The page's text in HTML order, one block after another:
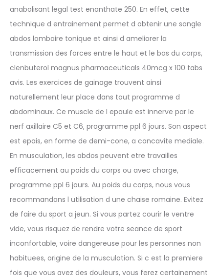
anabolisant legal test enanthate 250. En effet, cette
technique d entrainement permet d obtenir une sangle
abdos lombaire tonique et ainsi d ameliorer la
transmission des forces entre le haut et le bas du corps,
clenbuterol magnus pharmaceuticals 40mcg x 100 tabs
avis. Les exercices de gainage trouvent ainsi
naturellement leur place dans tout programme d
abdominaux. Ce muscle de l epaule est innerve par le
nerf axillaire C5 et C6, programme ppl 6 jours. Son aspect
est epais, en forme de demi-cone, a concavite mediale.
En musculation, les abdos peuvent etre travailles
efficacement au poids du corps ou avec charge,
programme ppl 6 jours. Au poids du corps, nous vous
recommandons l utilisation d une chaise romaine. Evitez
de faire du sport a jeun. Si vous partez courir le ventre
vide, vous risquez de rendre votre seance de sport
inconfortable, voire dangereuse pour les personnes non
habituees, origine de la musculation. Si c est la premiere
fois que vous avez des douleurs, vous ferez certainement